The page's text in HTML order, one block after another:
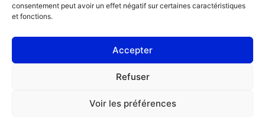
consentement peut avoir un effet négatif sur certaines caractéristiques
et fonctions.
Accepter
Refuser
Voir les préférences